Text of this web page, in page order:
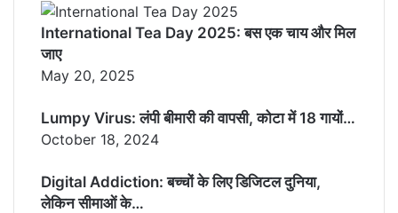
International Tea Day 2025: बस एक चाय और मिल
जाए
May 20, 2025
Lumpy Virus: लंपी बीमारी की वापसी, कोटा में 18 गायों…
October 18, 2024
Digital Addiction: बच्चों के लिए डिजिटल दुनिया,
लेकिन सीमाओं के…